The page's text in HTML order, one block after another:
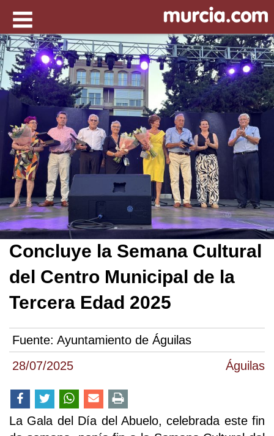
28/07/2025 Águilas
Concluye la Semana Cultural
del Centro Municipal de la
Tercera Edad 2025
Fuente: Ayuntamiento de Águilas
La Gala del Día del Abuelo, celebrada este fin